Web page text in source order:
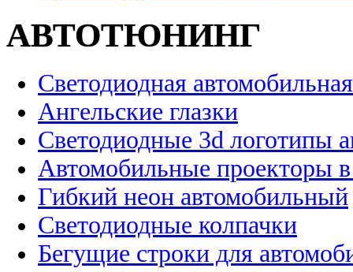
АВТОТЮНИНГ
Светодиодная
Ангельские глазки
Светодиодные 3d логотипы
Автомобильные проекторы
Гибкий неон автомобильный
Светодиодные колпачки
Бегущие строки для